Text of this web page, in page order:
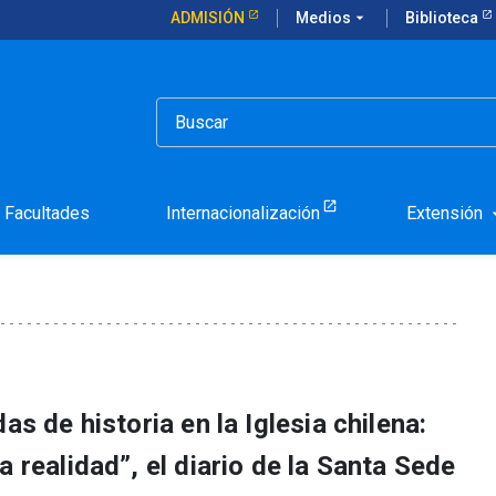
ADMISIÓN Medios arrow_drop_down Biblioteca
Facultades Internacionalización Extensión
publicó una noticia
de historia en la Iglesia chilena:
realidad”, el diario de la Santa Sede